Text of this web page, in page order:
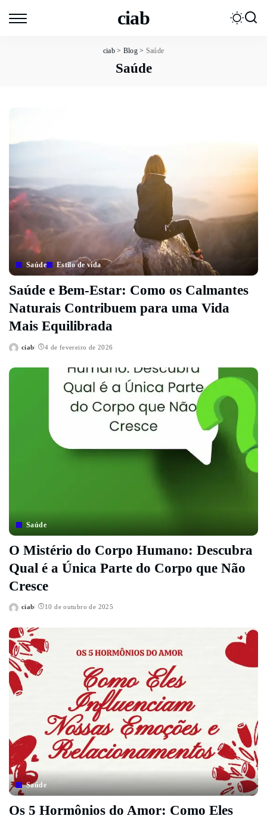
ciab
ciab > Blog> Saúde
Saúde
Saúde Estilo de vida
Saúde e Bem-Estar: Como os Calmantes
Naturais Contribuem para uma Vida
Mais Equilibrada
Posted
ciab 4 de fevereiro de 2026
Saúde
O Mistério do Corpo Humano: Descubra
Qual é a Única Parte do Corpo que Não
Cresce
Posted
ciab 10 de outubro de 2025
Saúde
Os 5 Hormônios do Amor: Como Eles